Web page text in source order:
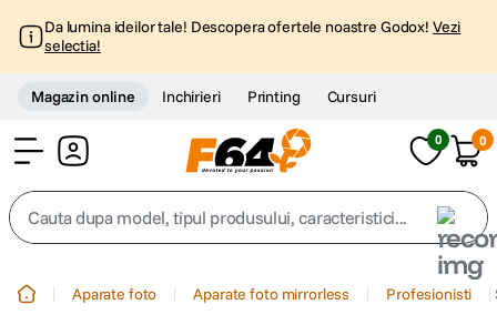
Da lumina ideilor tale! Descopera ofertele noastre Godox! Vezi
selectia!
Magazin online Inchirieri Printing Cursuri
0 0
Cauta dupa model, tipul produsului, caracteristici...
Aparate foto Aparate foto mirrorless Profesionisti